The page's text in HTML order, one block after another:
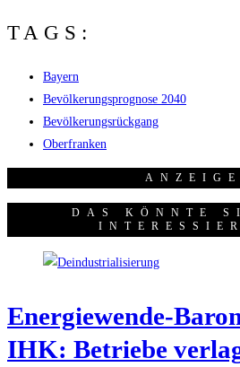
TAGS:
Bayern
Bevölkerungsprognose 2040
Bevölkerungsrückgang
Oberfranken
DAS KÖNNTE
Ener­gie­wen­de-
IHK: Betrie­be